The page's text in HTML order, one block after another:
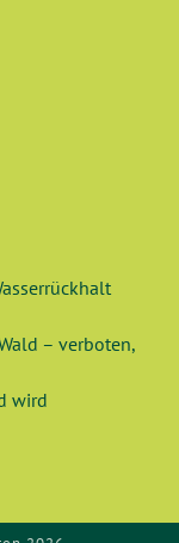
– verboten,
wird